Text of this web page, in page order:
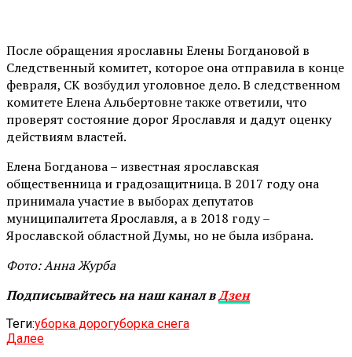
После обращения ярославны Елены Богдановой в
Следственный комитет, которое она отправила в конце
февраля, СК возбудил уголовное дело. В следственном
комитете Елена Альбертовне также ответили, что
проверят состояние дорог Ярославля и дадут оценку
действиям властей.
Елена Богданова – известная ярославская
общественница и градозащитница. В 2017 году она
принимала участие в выборах депутатов
муниципалитета Ярославля, а в 2018 году –
Ярославской областной Думы, но не была избрана.
Фото: Анна Журба
Подписывайтесь на наш канал вДзен
Теги:уборка дорогуборка снега
Далее